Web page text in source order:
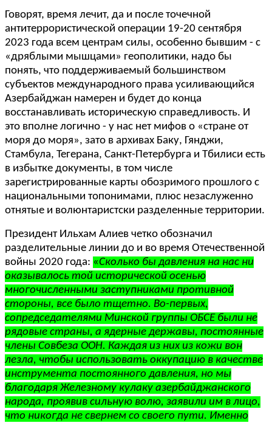
Говорят, время лечит, да и после точечной
антитеррористической операции 19-20 сентября
2023 года всем центрам силы, особенно бывшим - с
«дряблыми мышцами» геополитики, надо бы
понять, что поддерживаемый большинством
субъектов международного права усиливающийся
Азербайджан намерен и будет до конца
восстанавливать историческую справедливость. И
это вполне логично - у нас нет мифов о «стране от
моря до моря», зато в архивах Баку, Гянджи,
Стамбула, Тегерана, Санкт-Петербурга и Тбилиси есть
в избытке документы, в том числе
зарегистрированные карты обозримого прошлого с
национальными топонимами, плюс незаслуженно
отнятые и волюнтаристски разделенные территории.
Президент Ильхам Алиев четко обозначил
разделительные линии до и во время Отечественной
войны 2020 года: «Сколько бы давления на нас ни
оказывалось той исторической осенью
многочисленными заступниками противной
стороны, все было тщетно. Во-первых,
сопредседателями Минской группы ОБСЕ были не
рядовые страны, а ядерные державы, постоянные
члены Совбеза ООН. Каждая из них из кожи вон
лезла, чтобы использовать оккупацию в качестве
инструмента постоянного давления, но мы
благодаря Железному кулаку азербайджанского
народа, проявив сильную волю, заявили им в лицо,
что никогда не свернем со своего пути. Именно